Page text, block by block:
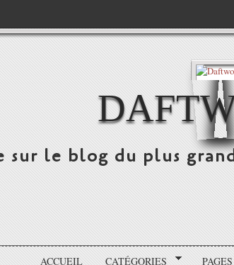
sur le blog du plus
ACCUEIL CATÉGORIES PAGES